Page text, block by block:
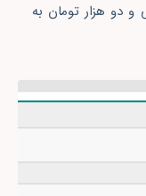
دو هزار تومان به